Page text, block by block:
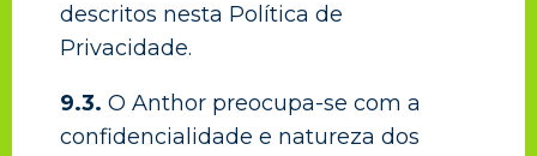
descritos nesta Política de
Privacidade.
9.3. O Anthor preocupa-se com a
confidencialidade e natureza dos